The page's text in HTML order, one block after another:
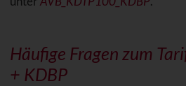
Häufige Fragen zum
+ KDBP